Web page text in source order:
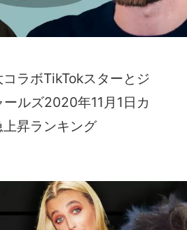
ラボTikTokスターとジ
ルズ2020年11月1日カ
昇ランキング